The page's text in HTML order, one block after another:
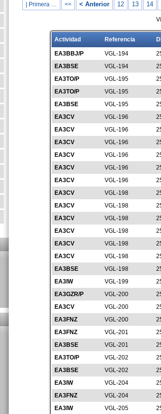
| Primera … << < Anterior 12 13 14
Actividad Referencia
EA3BBJ/P VGL-194
EA3BSE
VGL-194
EA3TO/P
VGL-195
EA3TO/P
VGL-195
EA3BSE
VGL-195
EA3CV
VGL-196
EA3CV
VGL-196
EA3CV
VGL-196
EA3CV
VGL-196
EA3CV
VGL-196
EA3CV
VGL-196
EA3CV
VGL-198
EA3CV
VGL-198
EA3CV
VGL-198
EA3CV
VGL-198
EA3CV
VGL-198
EA3CV
VGL-198
EA3BSE
VGL-198
EA3IW
VGL-199
EA3GZR/P
VGL-200
EA3CV
VGL-200
EA3FNZ
VGL-200
EA3FNZ
VGL-201
EA3BSE
VGL-201
EA3TO/P
VGL-202
EA3BSE
VGL-202
EA3IW
VGL-204
EA3FNZ
VGL-204
EA3IW
VGL-205